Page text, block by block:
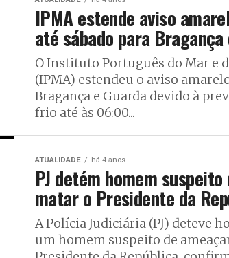
IPMA estende aviso
até sábado para Bragança
O Instituto Português do Mar e
(IPMA) estendeu o aviso
Bragança e Guarda devido à
frio até às 06:00...
ATUALIDADE há 4 anos
PJ detém homem
matar o Presidente da
A Polícia Judiciária (PJ) deteve
um homem suspeito de